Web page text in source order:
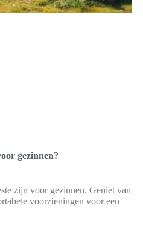
gezinnen?
zijn voor gezinnen. Geniet van
voorzieningen voor een